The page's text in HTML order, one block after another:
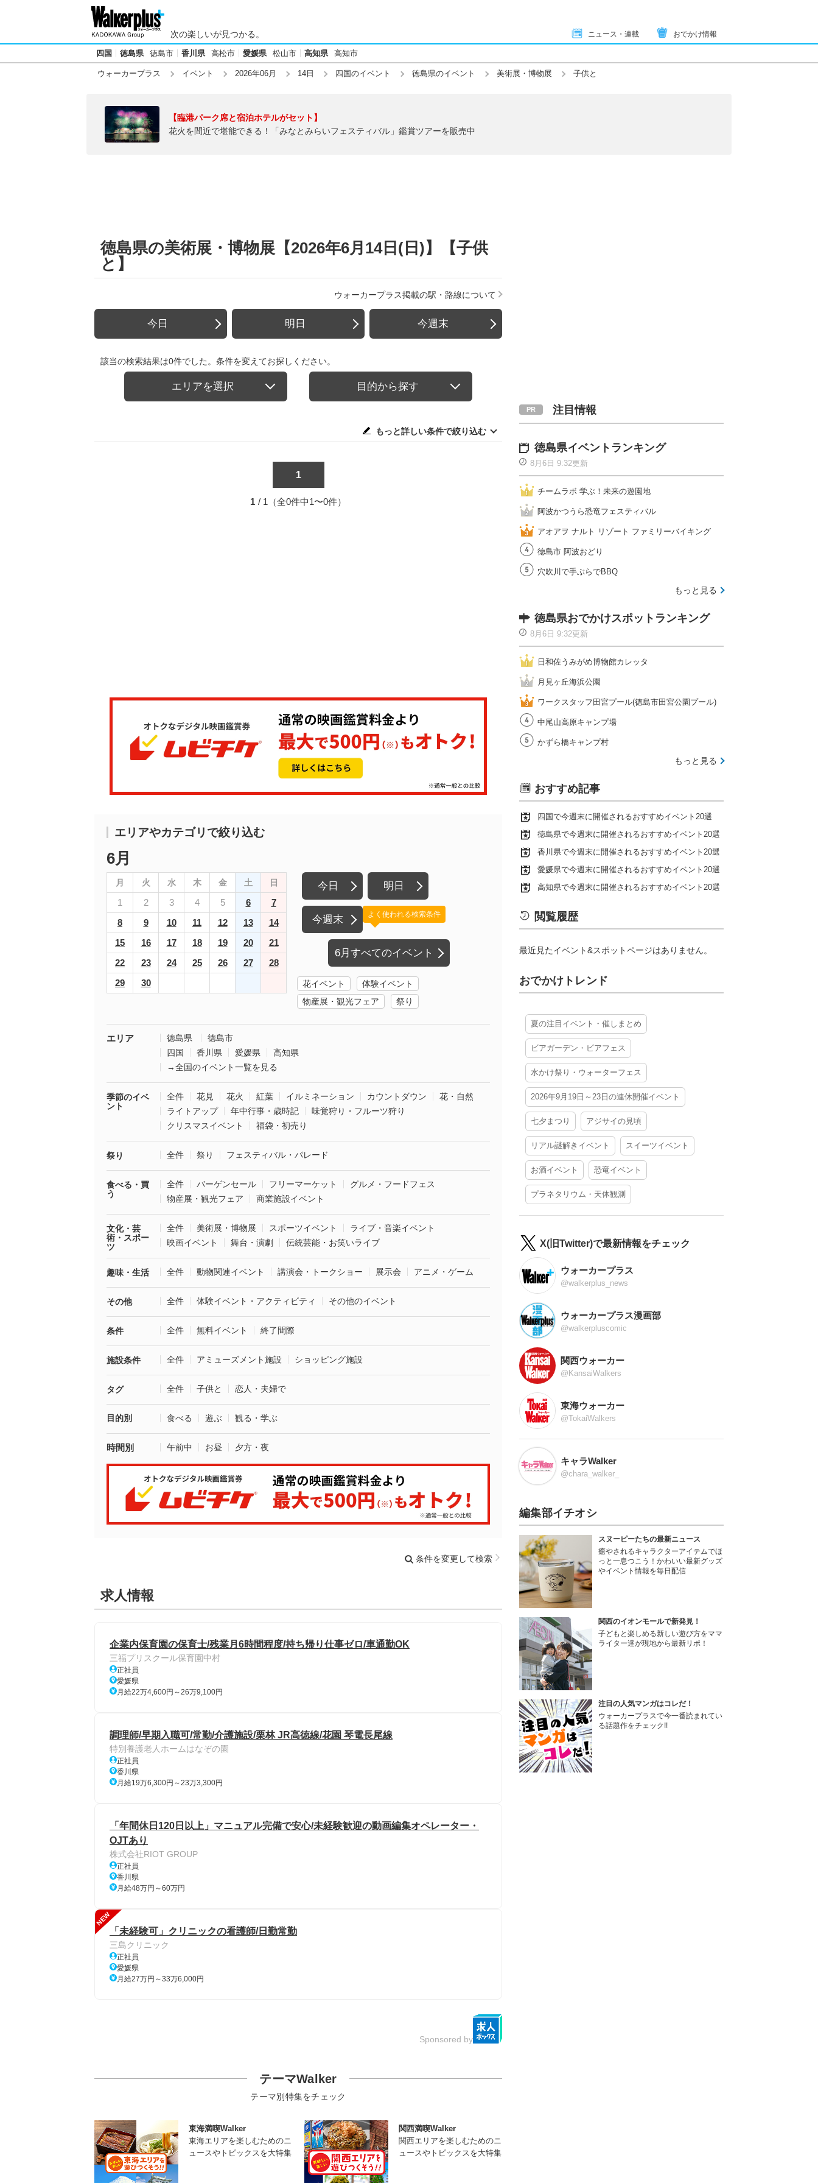
次の楽しいが見つかる。 ニュース・連載 おでかけ情報
四国 徳島県 徳島市 香川県 高松市 愛媛県 松山市 高知県 高知市
ウォーカープラス イベント 2026年06月 14日 四国のイベント 徳島県のイベント 美術展・博物展 子供と
【臨港パーク席と宿泊ホテルがセット】
花火を間近で堪能できる！「みなとみらいフェスティバル」鑑賞ツアーを販売中
徳島県の美術展・博物展【2026年6月14日(日)】【子供
と】
ウォーカープラス掲載の駅・路線について
今日 明日 今週末
該当の検索結果は0件でした。条件を変えてお探しください。
エリアを選択 目的から探す
もっと詳しい条件で絞り込む
1
1 / 1（全0件中1〜0件）
エリアやカテゴリで絞り込む
6月
月 火 水 木 金 土 日
1 2 3 4 5 6
7
8
9 10 11 12 13
14
15
16 17 18 19 20
21
22
23 24 25 26 27
28
29
30
今日 明日
今週末
6月すべてのイベント
よく使われる検索条件
花イベント
体験イベント
物産展・観光フェア
祭り
エリア 徳島県
徳島市
四国
香川県 愛媛県
高知県
→全国のイベント一覧を見る
季節のイベ
ント
全件 花見 花火 紅葉 イルミネーション カウントダウン
花・自然
ライトアップ
年中行事・歳時記
味覚狩り・フルーツ狩り
クリスマスイベント
福袋・初売り
祭り 全件 祭り フェスティバル・パレード
食べる・買
う
全件 バーゲンセール フリーマーケット
グルメ・フードフェス
物産展・観光フェア
商業施設イベント
文化・芸
術・スポー
ツ
全件 美術展・博物展 スポーツイベント
ライブ・音楽イベント
映画イベント
舞台・演劇 伝統芸能・お笑いライブ
趣味・生活 全件 動物関連イベント 講演会・トークショー 展示会 アニメ・ゲーム
その他 全件 体験イベント・アクティビティ その他のイベント
条件 全件 無料イベント 終了間際
施設条件 全件 アミューズメント施設 ショッピング施設
タグ 全件 子供と 恋人・夫婦で
目的別 食べる 遊ぶ 観る・学ぶ
時間別 午前中 お昼 夕方・夜
条件を変更して検索
求人情報
企業内保育園の保育士/残業月6時間程度/持ち帰り仕事ゼロ/車通勤OK
三福プリスクール保育園中村
正社員
愛媛県
月給22万4,600円～26万9,100円
調理師/早期入職可/常勤/介護施設/栗林 JR高徳線/花園 琴電長尾線
特別養護老人ホームはなぞの園
正社員
香川県
月給19万6,300円～23万3,300円
「年間休日120日以上」マニュアル完備で安心/未経験歓迎の動画編集オペレーター・
OJTあり
株式会社RIOT GROUP
正社員
香川県
月給48万円～60万円
NEW
「未経験可」クリニックの看護師/日勤常勤
三島クリニック
正社員
愛媛県
月給27万円～33万6,000円
Sponsored by
テーマWalker
テーマ別特集をチェック
東海満喫Walker
東海エリアを楽しむためのニ
ュースやトピックスを大特集
関西満喫Walker
関西エリアを楽しむためのニ
ュースやトピックスを大特集
注目情報
徳島県イベントランキング
8月6日 9:32更新
チームラボ 学ぶ！未来の遊園地
阿波かつうら恐竜フェスティバル
アオアヲ ナルト リゾート ファミリーバイキング
徳島市 阿波おどり
穴吹川で手ぶらでBBQ
もっと見る
徳島県おでかけスポットランキング
8月6日 9:32更新
日和佐うみがめ博物館カレッタ
月見ヶ丘海浜公園
ワークスタッフ田宮プール(徳島市田宮公園プール)
中尾山高原キャンプ場
かずら橋キャンプ村
もっと見る
おすすめ記事
四国で今週末に開催されるおすすめイベント20選
徳島県で今週末に開催されるおすすめイベント20選
香川県で今週末に開催されるおすすめイベント20選
愛媛県で今週末に開催されるおすすめイベント20選
高知県で今週末に開催されるおすすめイベント20選
閲覧履歴
最近見たイベント&スポットページはありません。
おでかけトレンド
夏の注目イベント・催しまとめ
ビアガーデン・ビアフェス
水かけ祭り・ウォーターフェス
2026年9月19日～23日の連休開催イベント
七夕まつり アジサイの見頃
リアル謎解きイベント スイーツイベント
お酒イベント 恐竜イベント
プラネタリウム・天体観測
X(旧Twitter)で最新情報をチェック
ウォーカープラス
@walkerplus_news
ウォーカープラス漫画部
@walkerpluscomic
関西ウォーカー
@KansaiWalkers
東海ウォーカー
@TokaiWalkers
キャラWalker
@chara_walker_
編集部イチオシ
スヌーピーたちの最新ニュース
癒やされるキャラクターアイテムでほ
っと一息つこう！かわいい最新グッズ
やイベント情報を毎日配信
関西のイオンモールで新発見！
子どもと楽しめる新しい遊び方をママ
ライター達が現地から最新リポ！
注目の人気マンガはコレだ！
ウォーカープラスで今一番読まれてい
る話題作をチェック!!